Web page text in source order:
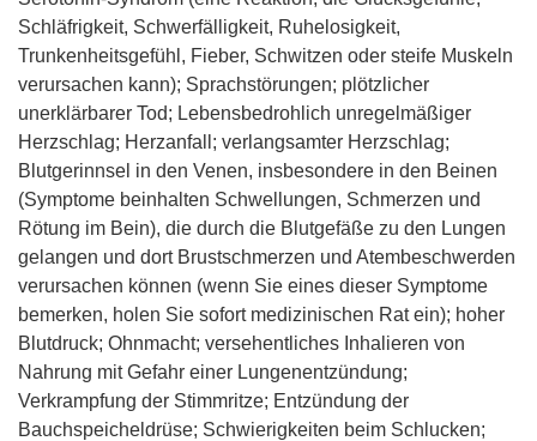
Schläfrigkeit, Schwerfälligkeit, Ruhelosigkeit,
Trunkenheitsgefühl, Fieber, Schwitzen oder steife Muskeln
verursachen kann); Sprachstörungen; plötzlicher
unerklärbarer Tod; Lebensbedrohlich unregelmäßiger
Herzschlag; Herzanfall; verlangsamter Herzschlag;
Blutgerinnsel in den Venen, insbesondere in den Beinen
(Symptome beinhalten Schwellungen, Schmerzen und
Rötung im Bein), die durch die Blutgefäße zu den Lungen
gelangen und dort Brustschmerzen und Atembeschwerden
verursachen können (wenn Sie eines dieser Symptome
bemerken, holen Sie sofort medizinischen Rat ein); hoher
Blutdruck; Ohnmacht; versehentliches Inhalieren von
Nahrung mit Gefahr einer Lungenentzündung;
Verkrampfung der Stimmritze; Entzündung der
Bauchspeicheldrüse; Schwierigkeiten beim Schlucken;